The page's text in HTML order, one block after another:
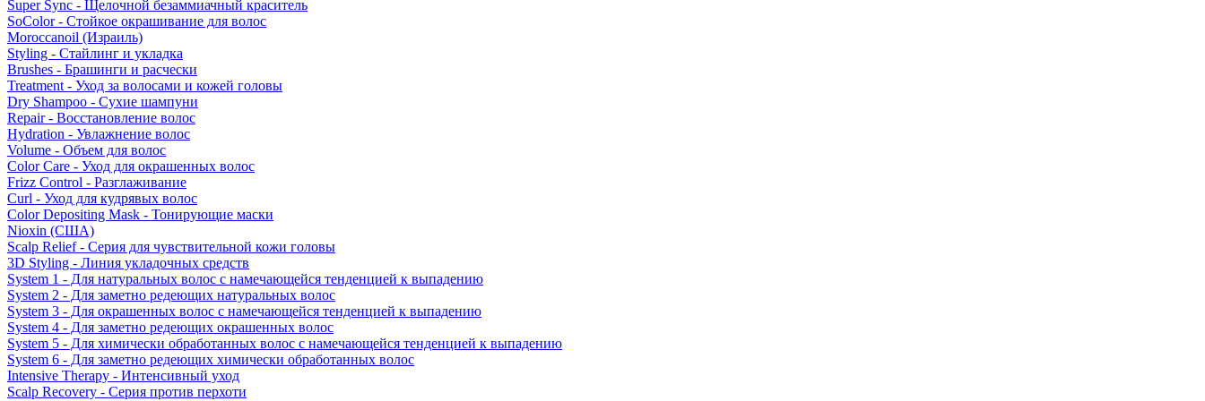
Super Sync - Щелочной безаммиачный краситель
SoColor - Стойкое окрашивание для волос
Moroccanoil (Израиль)
Styling - Стайлинг и укладка
Brushes - Брашинги и расчески
Treatment - Уход за волосами и кожей головы
Dry Shampoo - Сухие шампуни
Repair - Восстановление волос
Hydration - Увлажнение волос
Volume - Объем для волос
Color Care - Уход для окрашенных волос
Frizz Control - Разглаживание
Curl - Уход для кудрявых волос
Color Depositing Mask - Тонирующие маски
Nioxin (США)
Scalp Relief - Серия для чувствительной кожи головы
3D Styling - Линия укладочных средств
System 1 - Для натуральных волос с намечающейся тенденцией к выпадению
System 2 - Для заметно редеющих натуральных волос
System 3 - Для окрашенных волос с намечающейся тенденцией к выпадению
System 4 - Для заметно редеющих окрашенных волос
System 5 - Для химически обработанных волос с намечающейся тенденцией к выпадению
System 6 - Для заметно редеющих химически обработанных волос
Intensive Therapy - Интенсивный уход
Scalp Recovery - Серия против перхоти